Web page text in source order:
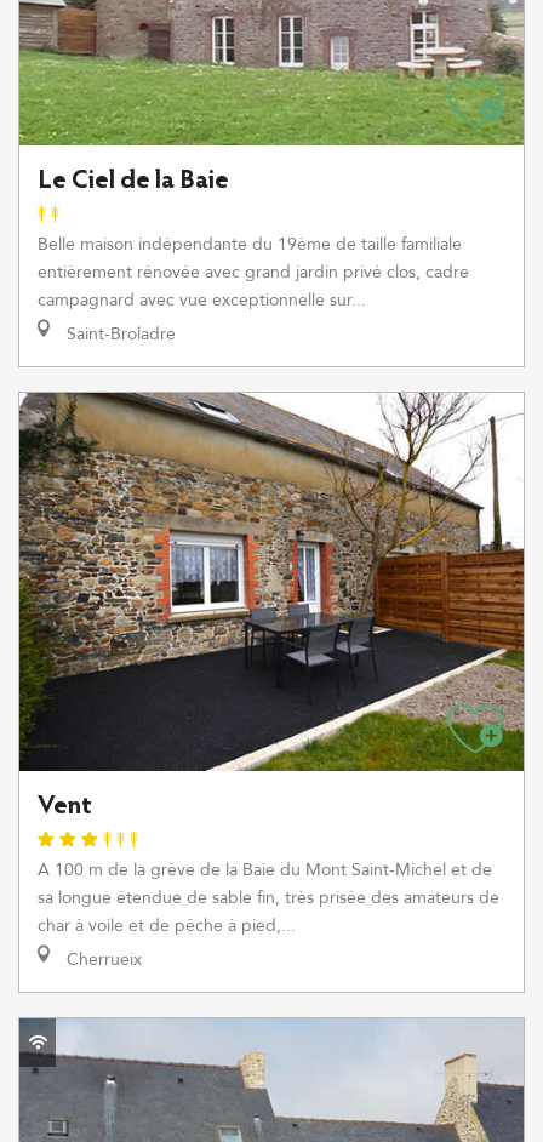
Le Ciel de la Baie
Belle maison indépendante du 19ème de taille familiale
entièrement rénovée avec grand jardin privé clos, cadre
campagnard avec vue exceptionnelle sur...
Saint-Broladre
Vent
A 100 m de la grève de la Baie du Mont Saint-Michel et de
sa longue étendue de sable fin, très prisée des amateurs de
char à voile et de pêche à pied,...
Cherrueix